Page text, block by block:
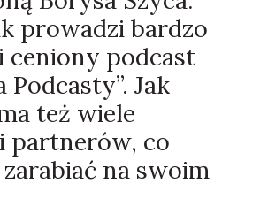
prowadzi bardzo
ceniony podcast
Podcasty”. Jak
też wiele
partnerów, co
na swoim